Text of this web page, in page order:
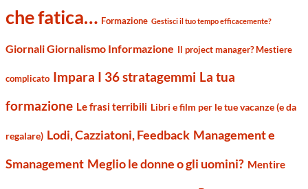
che fatica… Formazione Gestisci il tuo tempo efficacemente?
Giornali Giornalismo Informazione Il project manager? Mestiere
complicato Impara I 36 stratagemmi La tua
formazione Le frasi terribili Libri e film per le tue vacanze (e da
regalare) Lodi, Cazziatoni, Feedback Management e
Smanagement Meglio le donne o gli uomini? Mentire